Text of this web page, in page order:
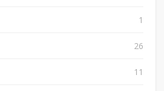
1
26
11